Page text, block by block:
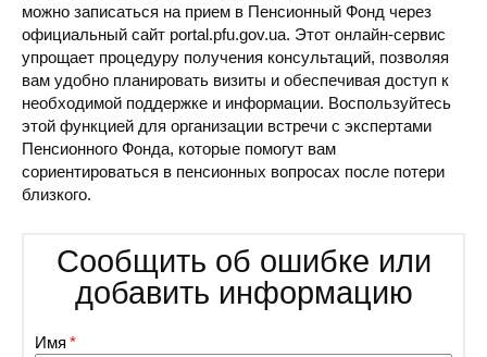
можно записаться на прием в Пенсионный Фонд через
официальный сайт portal.pfu.gov.ua. Этот онлайн-сервис
упрощает процедуру получения консультаций, позволяя
вам удобно планировать визиты и обеспечивая доступ к
необходимой поддержке и информации. Воспользуйтесь
этой функцией для организации встречи с экспертами
Пенсионного Фонда, которые помогут вам
сориентироваться в пенсионных вопросах после потери
близкого.
Сообщить об ошибке или
добавить информацию
Имя